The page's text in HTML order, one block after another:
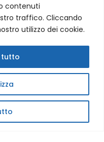
contenuti
traffico. Cliccando
utilizzo dei cookie.
Lo
Candid
& Policy